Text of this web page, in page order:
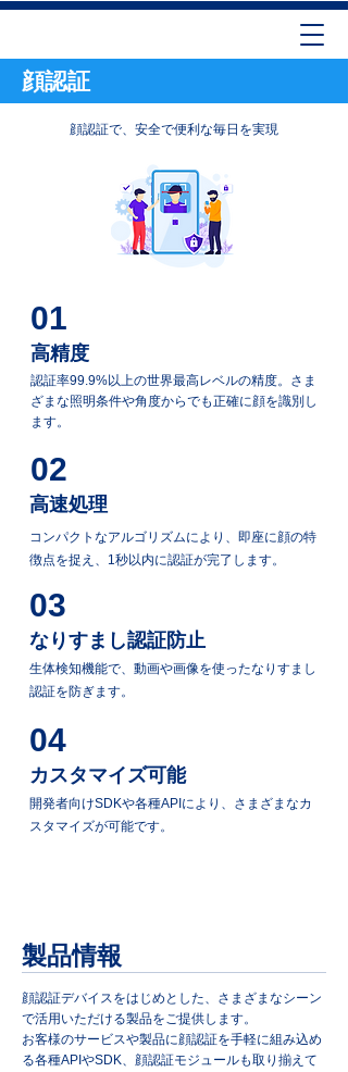
顔認証
顔認証で、安全で便利な毎日を実現
01
高精度
認証率99.9%以上の世界最高レベルの精度。さま
ざまな照明条件や角度からでも正確に顔を識別し
ます。
02
高速処理
コンパクトなアルゴリズムにより、即座に顔の特
徴点を捉え、1秒以内に認証が完了します。
03
なりすまし認証防止
生体検知機能で、動画や画像を使ったなりすまし
認証を防ぎます。
04
カスタマイズ可能
開発者向けSDKや各種APIにより、さまざまなカ
スタマイズが可能です。
製品情報
顔認証デバイスをはじめとした、さまざまなシーン
で活用いただける製品をご提供します。
お客様のサービスや製品に顔認証を手軽に組み込め
る各種APIやSDK、顔認証モジュールも取り揃えて